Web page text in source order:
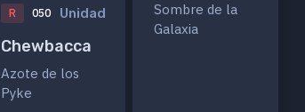
R 050 Unidad
Chewbacca
Azote de los
Pyke
Sombre de la
Galaxia